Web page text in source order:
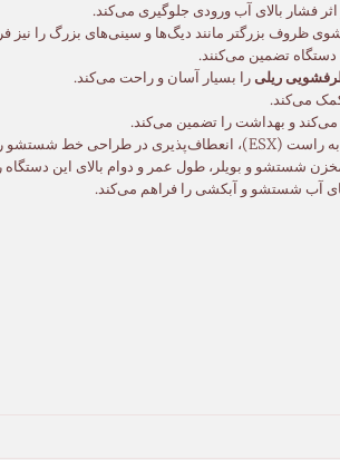
فشار بالای آب ورودی جلوگیری می‌کند.
تضمین می‌کنند.
ریلی را بسیار آسان و راحت می‌کند.
می‌کند.
و بهداشت را تضمین می‌کند.
آب شستشو و آبکشی را فراهم می‌کند.